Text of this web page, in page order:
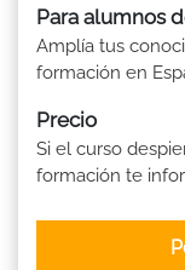
Para alumnos
Amplía tus
formación en
Precio
Si el curso
formación te